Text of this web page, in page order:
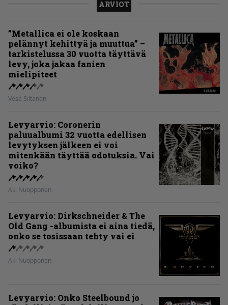
ARVIOT
”Metallica ei ole koskaan
pelännyt kehittyä ja muuttua” –
tarkistelussa 30 vuotta täyttävä
levy, joka jakaa fanien
mielipiteet
Vesa Siltanen
Levyarvio: Coronerin
paluualbumi 32 vuotta edellisen
levytyksen jälkeen ei voi
mitenkään täyttää odotuksia. Vai
voiko?
Aki Nuopponen
Levyarvio: Dirkschneider & The
Old Gang -albumista ei aina tiedä,
onko se tosissaan tehty vai ei
Aki Nuopponen
Levyarvio: Onko Steelbound jo